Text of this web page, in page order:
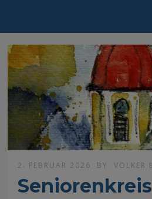
2. FEBRUAR 2026 BY VOLKER
Seniorenkreis